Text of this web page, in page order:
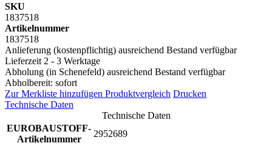
SKU
1837518
Artikelnummer
1837518
Anlieferung (kostenpflichtig) ausreichend Bestand verfügbar
Lieferzeit 2 - 3 Werktage
Abholung (in Schenefeld) ausreichend Bestand verfügbar
Abholbereit: sofort
Zur Merkliste hinzufügen Produktvergleich Drucken
Technische Daten
Technische Daten
EUROBAUSTOFF-
Artikelnummer
2952689